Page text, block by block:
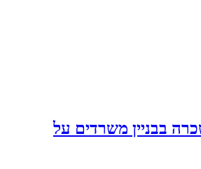
בבניין משרדים על